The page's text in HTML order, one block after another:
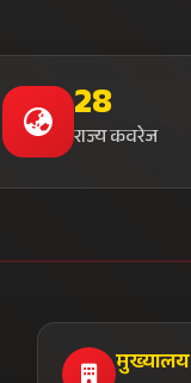
28
राज्य कवरेज
मुख्यालय